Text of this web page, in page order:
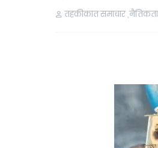
तहकीकात समाचार ,नैतिकता,